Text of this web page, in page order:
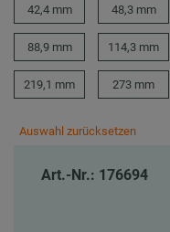
42,4 mm 48,3 mm
88,9 mm 114,3 mm
219,1 mm 273 mm
Auswahl zurücksetzen
Art.-Nr.: 176694